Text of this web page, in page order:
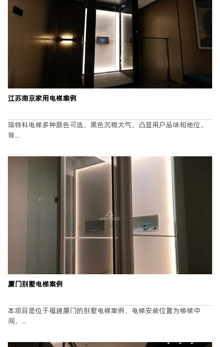
城市
设计师 代理合作
提交
江苏南京家用电梯案例
瑞特科电梯多种颜色可选，黑色沉稳大气，凸显用户品味和地位，
背...
厦门别墅电梯案例
本项目是位于福建厦门的别墅电梯案例，电梯安装位置为楼梯中
间，...